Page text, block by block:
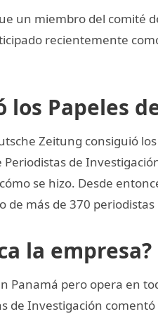
un miembro del comité
recientemente
los Papeles
Zeitung consiguió
de
se hizo. Desde
de más de 370 periodistas
la empresa?
Panamá pero opera en
de Investigación comentó